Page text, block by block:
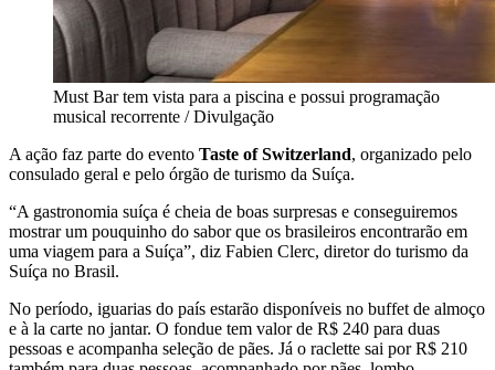
Must Bar tem vista para a piscina e possui programação
musical recorrente / Divulgação
A ação faz parte do evento Taste of Switzerland, organizado pelo
consulado geral e pelo órgão de turismo da Suíça.
“A gastronomia suíça é cheia de boas surpresas e conseguiremos
mostrar um pouquinho do sabor que os brasileiros encontrarão em
uma viagem para a Suíça”, diz Fabien Clerc, diretor do turismo da
Suíça no Brasil.
No período, iguarias do país estarão disponíveis no buffet de almoço
e à la carte no jantar. O fondue tem valor de R$ 240 para duas
pessoas e acompanha seleção de pães. Já o raclette sai por R$ 210